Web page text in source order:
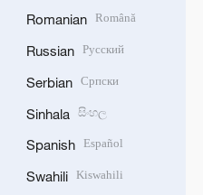
Romanian Română
Russian Русский
Serbian Српски
Sinhala සිංහල
Spanish Español
Swahili Kiswahili